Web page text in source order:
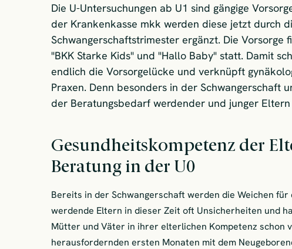
Die U-Untersuchungen ab U1 sind gängige
der Krankenkasse mkk werden diese jetzt durch
Schwangerschaftstrimester ergänzt. Die Vorsorge
"BKK Starke Kids" und "Hallo Baby" statt. Damit
endlich die Vorsorgelücke und verknüpft
Praxen. Denn besonders in der Schwangerschaft
der Beratungsbedarf werdender und junger Eltern
Gesundheitskompetenz der
Beratung in der U0
Bereits in der Schwangerschaft werden die Weichen
werdende Eltern in dieser Zeit oft Unsicherheiten und
Mütter und Väter in ihrer elterlichen Kompetenz schon
herausfordernden ersten Monaten mit dem